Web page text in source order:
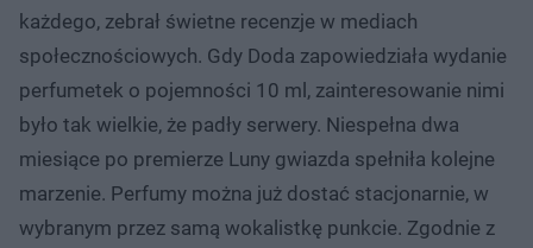
każdego, zebrał świetne recenzje w mediach
społecznościowych. Gdy Doda zapowiedziała wydanie
perfumetek o pojemności 10 ml, zainteresowanie nimi
było tak wielkie, że padły serwery. Niespełna dwa
miesiące po premierze Luny gwiazda spełniła kolejne
marzenie. Perfumy można już dostać stacjonarnie, w
wybranym przez samą wokalistkę punkcie. Zgodnie z